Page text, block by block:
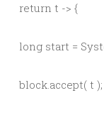
return t -> {
long start =
block.accept( t );